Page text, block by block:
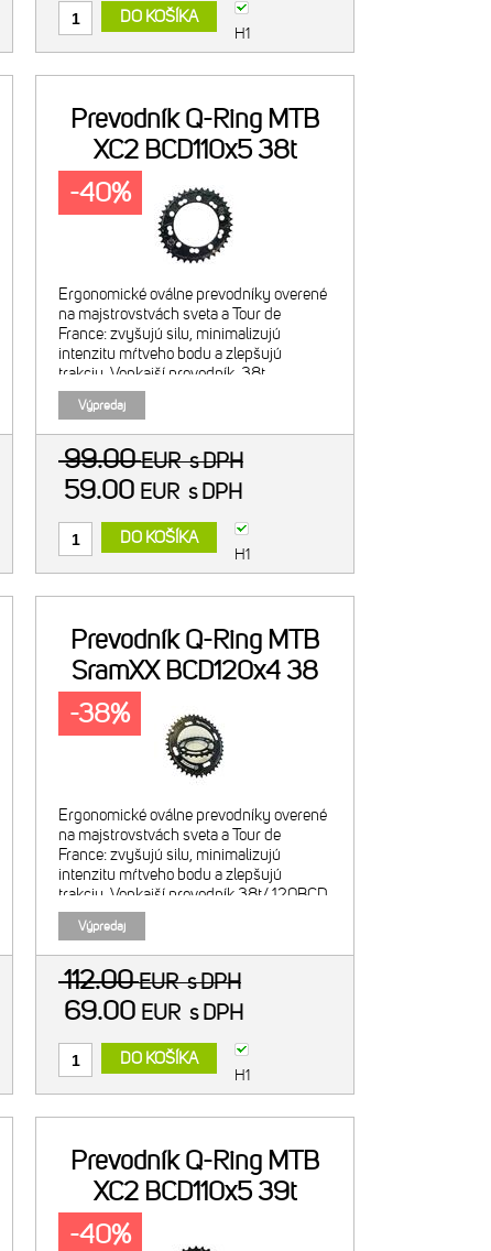
DO KOŠÍKA
H1
Prevodník Q-Ring MTB
XC2 BCD110x5 38t
Ergonomické oválne prevodníky overené
na majstrovstvách sveta a Tour de
France: zvyšujú silu, minimalizujú
intenzitu mŕtveho bodu a zlepšujú
trakciu. Vonkajší prevodník, 38t.
Odporúčaná kombinácia s 25t
vnútorným prevodníkom. Navrhnuté pre
2x9/10/11
Výpredaj
-40%
99.00EURs DPH
59.00 EUR s DPH
DO KOŠÍKA
H1
Prevodník Q-Ring MTB
SramXX BCD120x4 38
Ergonomické oválne prevodníky overené
na majstrovstvách sveta a Tour de
France: zvyšujú silu, minimalizujú
intenzitu mŕtveho bodu a zlepšujú
trakciu. Vonkajší prevodník 38t/ 120BCD
SRAM. Odporúčaná kombinácia s 26t
vnútorným prevodníkom. Navrhnuté pr
Výpredaj
-38%
112.00EURs DPH
69.00 EUR s DPH
DO KOŠÍKA
H1
Prevodník Q-Ring MTB
XC2 BCD110x5 39t
-40%